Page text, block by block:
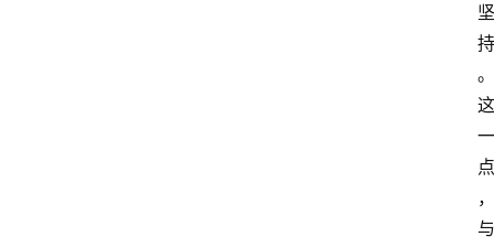
坚
持
。
这
一
点
，
与